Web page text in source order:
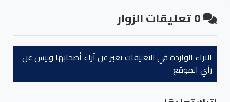
0تعليقات الزوار
الآراء الواردة في التعليقات تعبر عن آراء أصحابها وليس عن
رأي الموقع